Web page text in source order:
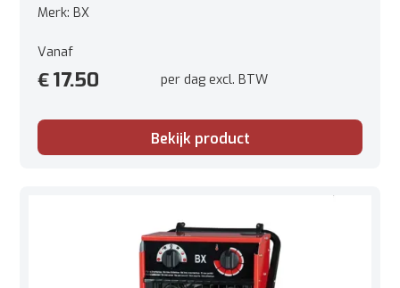
Merk: BX
Vanaf
€17.50 per dag excl. BTW
Bekijk product